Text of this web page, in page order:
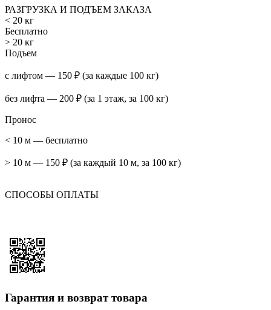
РАЗГРУЗКА И ПОДЪЕМ ЗАКАЗА
< 20 кг
Бесплатно
> 20 кг
Подъем
с лифтом — 150 ₽ (за каждые 100 кг)
без лифта — 200 ₽ (за 1 этаж, за 100 кг)
Пронос
< 10 м — бесплатно
> 10 м — 150 ₽ (за каждый 10 м, за 100 кг)
СПОСОБЫ ОПЛАТЫ
Гарантия и возврат товара